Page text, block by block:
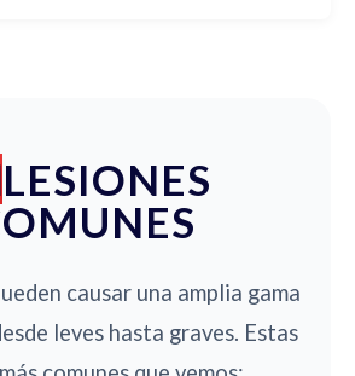
LESIONES
causar una amplia gama
leves hasta graves. Estas